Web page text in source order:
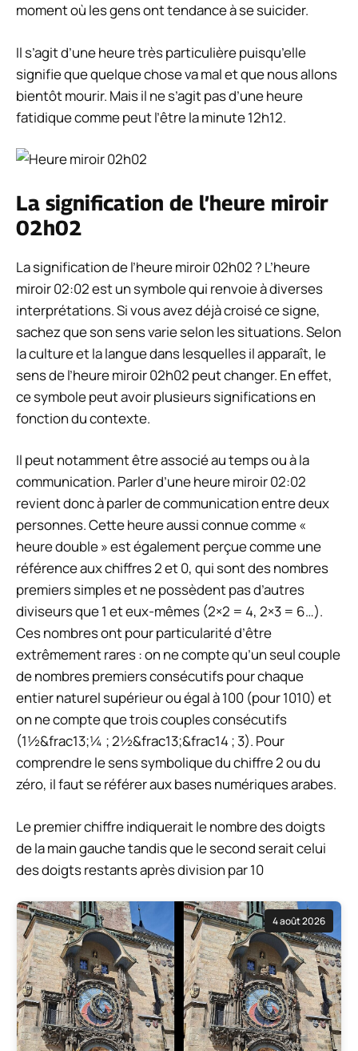
moment où les gens ont tendance à se suicider.
Il s’agit d’une heure très particulière puisqu’elle
signifie que quelque chose va mal et que nous allons
bientôt mourir. Mais il ne s’agit pas d’une heure
fatidique comme peut l’être la minute 12h12.
La signification de l’heure miroir
02h02
La signification de l’heure miroir 02h02 ? L’heure
miroir 02:02 est un symbole qui renvoie à diverses
interprétations. Si vous avez déjà croisé ce signe,
sachez que son sens varie selon les situations. Selon
la culture et la langue dans lesquelles il apparaît, le
sens de l’heure miroir 02h02 peut changer. En effet,
ce symbole peut avoir plusieurs significations en
fonction du contexte.
Il peut notamment être associé au temps ou à la
communication. Parler d’une heure miroir 02:02
revient donc à parler de communication entre deux
personnes. Cette heure aussi connue comme «
heure double » est également perçue comme une
référence aux chiffres 2 et 0, qui sont des nombres
premiers simples et ne possèdent pas d’autres
diviseurs que 1 et eux-mêmes (2×2 = 4, 2×3 = 6…).
Ces nombres ont pour particularité d’être
extrêmement rares : on ne compte qu’un seul couple
de nombres premiers consécutifs pour chaque
entier naturel supérieur ou égal à 100 (pour 1010) et
on ne compte que trois couples consécutifs
(1½&frac13;¼ ; 2½&frac13;&frac14 ; 3). Pour
comprendre le sens symbolique du chiffre 2 ou du
zéro, il faut se référer aux bases numériques arabes.
Le premier chiffre indiquerait le nombre des doigts
de la main gauche tandis que le second serait celui
des doigts restants après division par 10
4 août 2026